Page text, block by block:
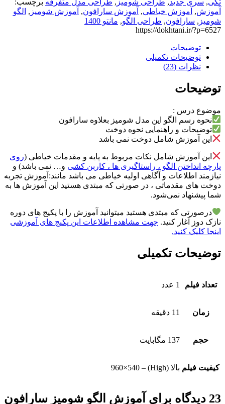
سارافون
با
یقه
آستین
آموزش, آموزش خیاطی, آموزش سارافون, آموزش شومیز , الگو
شومیز , سارافون, طراحی الگو, مانتو 1400
https://dokhtani.ir/?p=6527
توضیحات
توضیحات تکمیلی
نظرات (23)
توضیحات
موضوع درس :
نحوه رسم الگو این مدل شومیز بعلاوه سارافون
توضیحات و راهنمایی نحوه دوخت
این آموزش شامل دوخت نمی باشد
این آموزش شامل نکات مربوط به پایه و مقدمات خیاطی (روی
پارچه انداختن الگو ، راستاگیری ها ، کاربن کشی و… نمی باشد) و
نیازمند اطلاعات و آگاهی اولیه خیاطی می باشد مانند:آموزش تجربه
دوخت های مقدماتی ، در صورتی که مبتدی هستید این آموزش ها به
شما پیشنهاد نمی‌شود.
درصورتی که مبتدی هستید میتوانید آموزش را با پکیج های دوره
نازک دوز آغار کنید. جهت مشاهده اطلاعات این پکیج های آموزشی
اینجا کلیک کنید.
توضیحات تکمیلی
تعداد فیلم 1 عدد
زمان 11 دقیقه
حجم 137 مگابایت
کیفیت فیلم بالا (High) – 960×540
23 دیدگاه برای
آموزش الگو شومیز سارافون